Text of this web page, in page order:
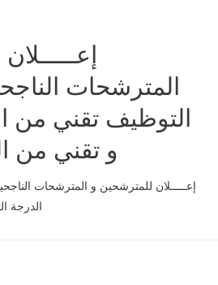
المترشحات
التوظيف تقني من
و تقني من
إعـــــلان للمترشحين و المترشحات
الدرجة